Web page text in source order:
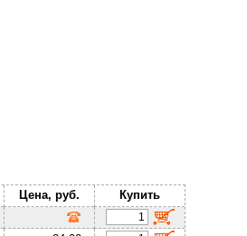
Цена, руб.
Купить